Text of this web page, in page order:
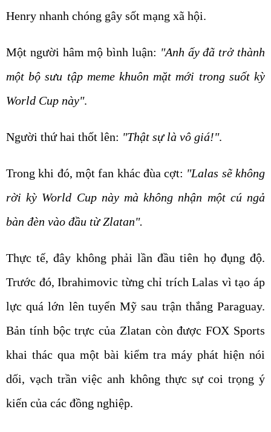
Henry nhanh chóng gây sốt mạng xã hội.
Một người hâm mộ bình luận: "Anh ấy đã trở thành
một bộ sưu tập meme khuôn mặt mới trong suốt kỳ
World Cup này".
Người thứ hai thốt lên: "Thật sự là vô giá!".
Trong khi đó, một fan khác đùa cợt: "Lalas sẽ không
rời kỳ World Cup này mà không nhận một cú ngả
bàn đèn vào đầu từ Zlatan".
Thực tế, đây không phải lần đầu tiên họ đụng độ.
Trước đó, Ibrahimovic từng chỉ trích Lalas vì tạo áp
lực quá lớn lên tuyển Mỹ sau trận thắng Paraguay.
Bản tính bộc trực của Zlatan còn được FOX Sports
khai thác qua một bài kiểm tra máy phát hiện nói
dối, vạch trần việc anh không thực sự coi trọng ý
kiến của các đồng nghiệp.